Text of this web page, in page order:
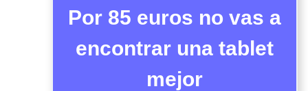
Por 85 euros no vas a
encontrar una tablet
mejor